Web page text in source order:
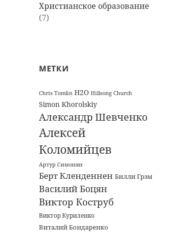
Христианское образование
(7)
МЕТКИ
Chris Tomlin H2O Hillsong Church
Simon Khorolskiy
Александр Шевченко
Алексей
Коломийцев
Артур Симонян
Берт Кленденнен Билли Грэм
Василий Боцян
Виктор Коструб
Виктор Куриленко
Виталий Бондаренко